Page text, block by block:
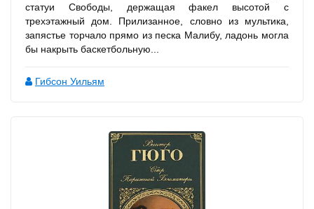
статуи Свободы, держащая факел высотой с
трехэтажный дом. Прилизанное, словно из мультика,
запястье торчало прямо из песка Малибу, ладонь могла
бы накрыть баскетбольную...
Гибсон Уильям